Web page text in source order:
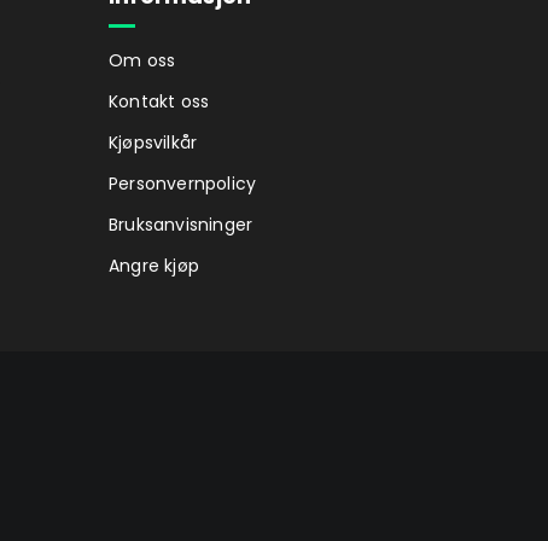
Om oss
Kontakt oss
Kjøpsvilkår
Personvernpolicy
Bruksanvisninger
Angre kjøp